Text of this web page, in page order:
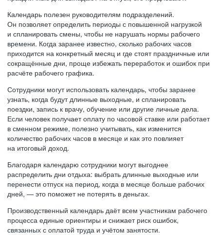
Календарь полезен руководителям подразделений.
Он позволяет определить периоды с повышенной нагрузкой
и спланировать смены, чтобы не нарушать нормы рабочего
времени. Когда заранее известно, сколько рабочих часов
приходится на конкретный месяц и где стоят праздничные или
сокращённые дни, проще избежать переработок и ошибок при
расчёте рабочего графика.
Сотрудники могут использовать календарь, чтобы заранее
узнать, когда будут длинные выходные, и спланировать
поездки, запись к врачу, обучение или другие личные дела.
Если человек получает оплату по часовой ставке или работает
в сменном режиме, полезно учитывать, как изменится
количество рабочих часов в месяце и как это повлияет
на итоговый доход.
Благодаря календарю сотрудники могут выгоднее
распределить дни отдыха: выбрать длинные выходные или
перенести отпуск на период, когда в месяце больше рабочих
дней, — это поможет не потерять в деньгах.
Производственный календарь даёт всем участникам рабочего
процесса единые ориентиры и снижает риск ошибок,
связанных с оплатой труда и учётом занятости.